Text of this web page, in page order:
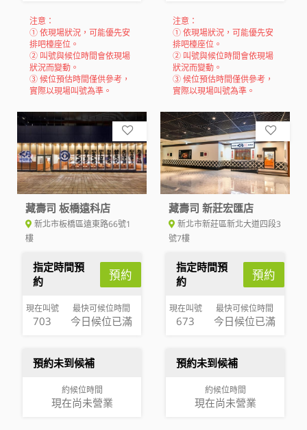
注意：
① 依現場狀況，可能優先安
排吧檯座位。
② 叫號與候位時間會依現場
狀況而變動。
③ 候位預估時間僅供參考，
實際以現場叫號為準。
注意：
① 依現場狀況，可能優先安
排吧檯座位。
② 叫號與候位時間會依現場
狀況而變動。
③ 候位預估時間僅供參考，
實際以現場叫號為準。
藏壽司 板橋遠科店
新北市板橋區遠東路66號1
樓
指定時間預
約
預約
現在叫號
703
最快可候位時間
今日候位已滿
預約未到候補
約候位時間
現在尚未營業
藏壽司 新莊宏匯店
新北市新莊區新北大道四段3
號7樓
指定時間預
約
預約
現在叫號
673
最快可候位時間
今日候位已滿
預約未到候補
約候位時間
現在尚未營業